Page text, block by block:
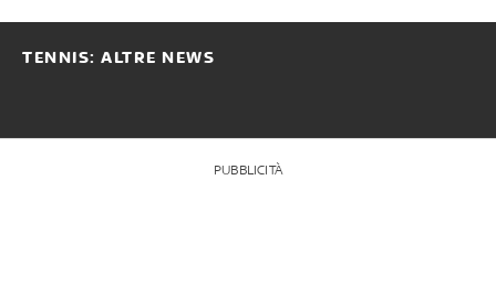
TENNIS: ALTRE NEWS
PUBBLICITÀ